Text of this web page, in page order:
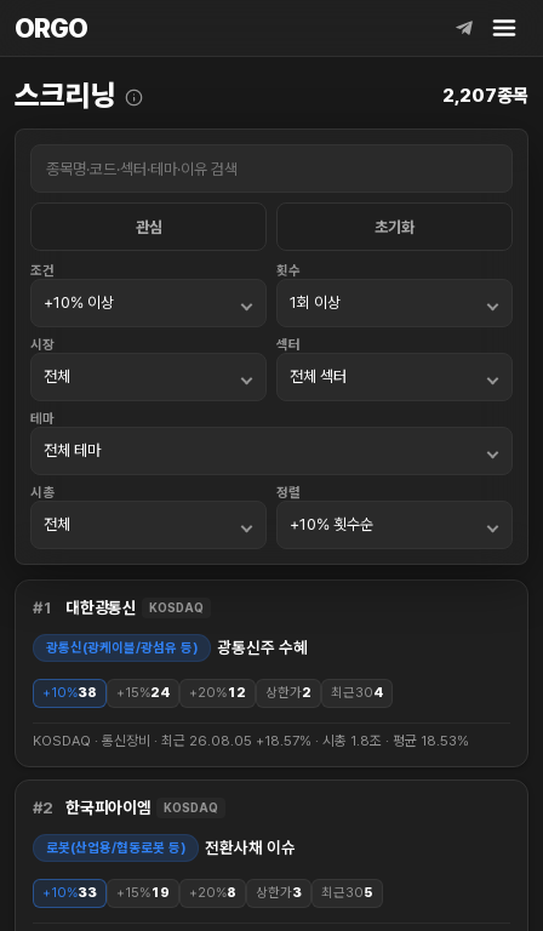
ORGO
ORGO
스크리닝 2,207종목
관심 초기화
조건 횟수
시장 섹터
테마
시총 정렬
1 대한광통신 KOSDAQ
광통신(광케이블/광섬유 등) 광통신주 수혜
+10%38 +15%24 +20%12 상한가2 최근304
KOSDAQ · 통신장비 · 최근 26.08.05 +18.57% · 시총 1.8조 · 평균 18.53%
2 한국피아이엠 KOSDAQ
로봇(산업용/협동로봇 등) 전환사채 이슈
+10%33 +15%19 +20%8 상한가3 최근305